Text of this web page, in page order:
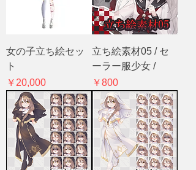
女の子立ち絵セッ
ト
価格
￥20,000
立ち絵素材05 / セ
ーラー服少女 /
価格
￥800